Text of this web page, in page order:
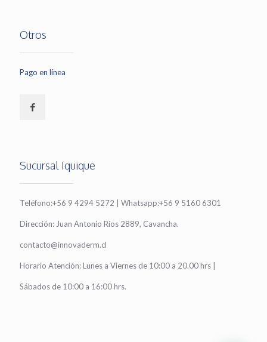
Otros
Pago en línea
Sucursal Iquique
Teléfono:+56 9 4294 5272 | Whatsapp:+56 9 5160 6301
Dirección: Juan Antonio Ríos 2889, Cavancha.
contacto@innovaderm.cl
Horario Atención: Lunes a Viernes de 10:00 a 20.00 hrs |
Sábados de 10:00 a 16:00 hrs.